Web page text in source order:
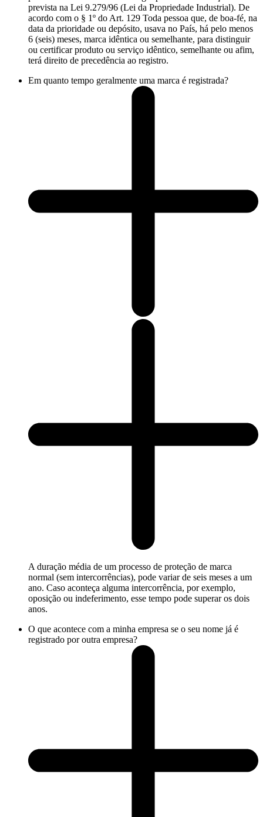
prevista na Lei 9.279/96 (Lei da Propriedade Industrial). De
acordo com o § 1º do Art. 129 Toda pessoa que, de boa-fé, na
data da prioridade ou depósito, usava no País, há pelo menos
6 (seis) meses, marca idêntica ou semelhante, para distinguir
ou certificar produto ou serviço idêntico, semelhante ou afim,
terá direito de precedência ao registro.
Em quanto tempo geralmente uma marca é registrada?
A duração média de um processo de proteção de marca
normal (sem intercorrências), pode variar de seis meses a um
ano. Caso aconteça alguma intercorrência, por exemplo,
oposição ou indeferimento, esse tempo pode superar os dois
anos.
O que acontece com a minha empresa se o seu nome já é
registrado por outra empresa?